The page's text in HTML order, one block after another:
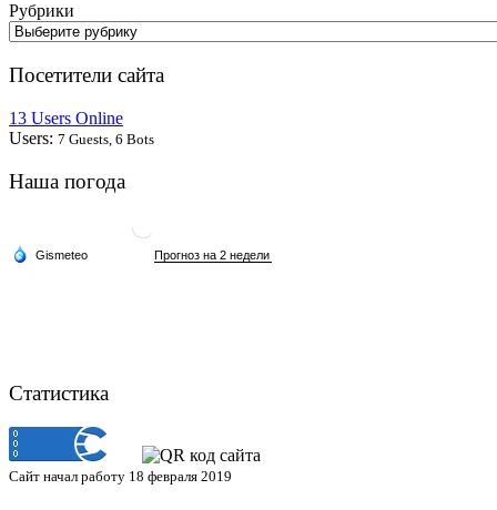
Рубрики
Посетители сайта
13 Users Online
Users: 7 Guests, 6 Bots
Наша погода
Статистика
Сайт начал работу 18 февраля 2019